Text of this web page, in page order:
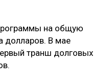
на общую
долларов. В мае
транш долговых